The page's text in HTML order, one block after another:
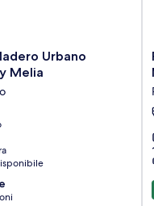
Urbano
Melia